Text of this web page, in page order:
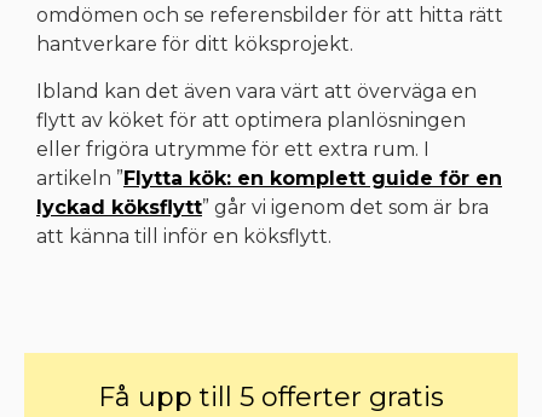
omdömen och se referensbilder för att hitta rätt
hantverkare för ditt köksprojekt.
Ibland kan det även vara värt att överväga en
flytt av köket för att optimera planlösningen
eller frigöra utrymme för ett extra rum. I
artikeln ”Flytta kök: en komplett guide för en
lyckad köksflytt” går vi igenom det som är bra
att känna till inför en köksflytt.
Få upp till 5 offerter gratis